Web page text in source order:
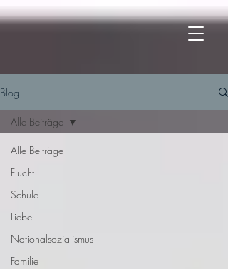
Blog
Alle Beiträge
Flucht
Schule
Liebe
Nationalsozialismus
Familie
Alle Beiträge